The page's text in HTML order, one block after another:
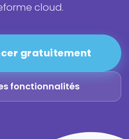
cloud.
gratuitement
fonctionnalités